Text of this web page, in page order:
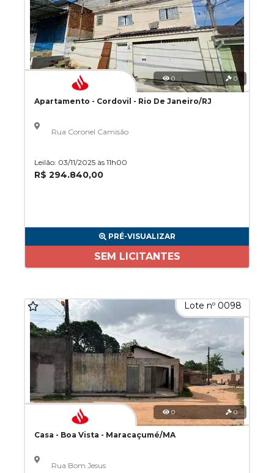
0 0
Apartamento - Cordovil - Rio De Janeiro/RJ
Rua Coronel Camisão
Leilão: 03/11/2025 às 11h00
R$ 294.840,00
PRÉ-VISUALIZAR
SEM LICITANTES
Lote nº 0098
0 0
Casa - Boa Vista - Maracaçumé/MA
Rua Bom Jesus